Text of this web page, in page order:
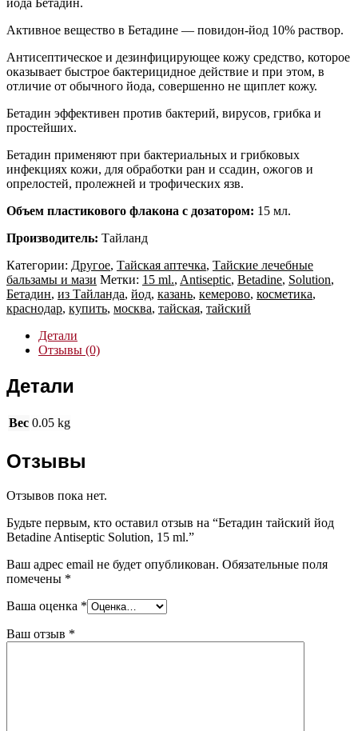
йода Бетадин.
Активное вещество в Бетадине — повидон-йод 10% раствор.
Антисептическое и дезинфицирующее кожу средство, которое
оказывает быстрое бактерицидное действие и при этом, в
отличие от обычного йода, совершенно не щиплет кожу.
Бетадин эффективен против бактерий, вирусов, грибка и
простейших.
Бетадин применяют при бактериальных и грибковых
инфекциях кожи, для обработки ран и ссадин, ожогов и
опрелостей, пролежней и трофических язв.
Объем пластикового флакона с дозатором: 15 мл.
Производитель: Тайланд
Категории: Другое, Тайская аптечка, Тайские лечебные
бальзамы и мази Метки: 15 ml., Antiseptic, Betadine, Solution,
Бетадин, из Тайланда, йод, казань, кемерово, косметика,
краснодар, купить, москва, тайская, тайский
Детали
Отзывы (0)
Детали
Вес 0.05 kg
Отзывы
Отзывов пока нет.
Будьте первым, кто оставил отзыв на “Бетадин тайский йод
Betadine Antiseptic Solution, 15 ml.”
Ваш адрес email не будет опубликован. Обязательные поля
помечены *
Ваша оценка *
Ваш отзыв *